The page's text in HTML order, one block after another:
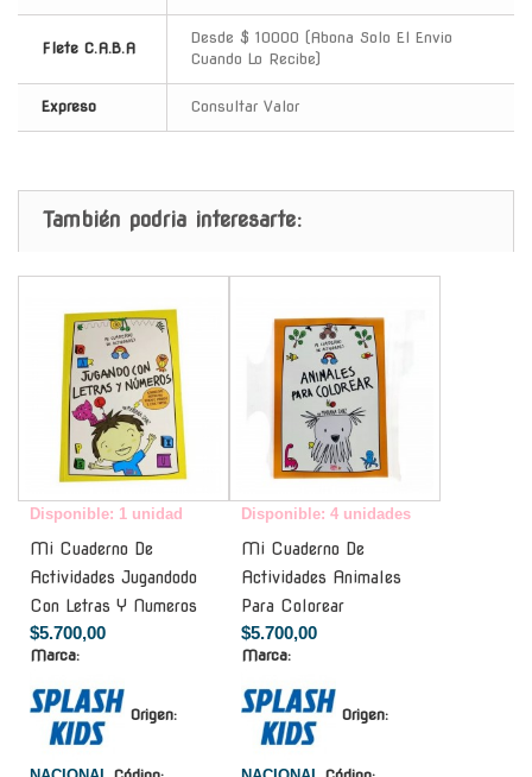
Flete C.A.B.A
Desde $ 10000 (Abona Solo El Envio
Cuando Lo Recibe)
Expreso Consultar Valor
También podria interesarte:
Disponible: 1 unidad
Mi Cuaderno De
Actividades Jugandodo
Con Letras Y Numeros
$5.700,00
Marca:
Origen:
Disponible: 4 unidades
Mi Cuaderno De
Actividades Animales
Para Colorear
$5.700,00
Marca:
Origen: